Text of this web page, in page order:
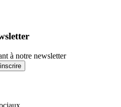
à notre newsletter